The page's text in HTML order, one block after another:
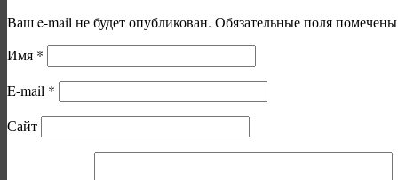
Ваш e-mail не будет опубликован. Обязательные поля
Имя *
E-mail *
Сайт